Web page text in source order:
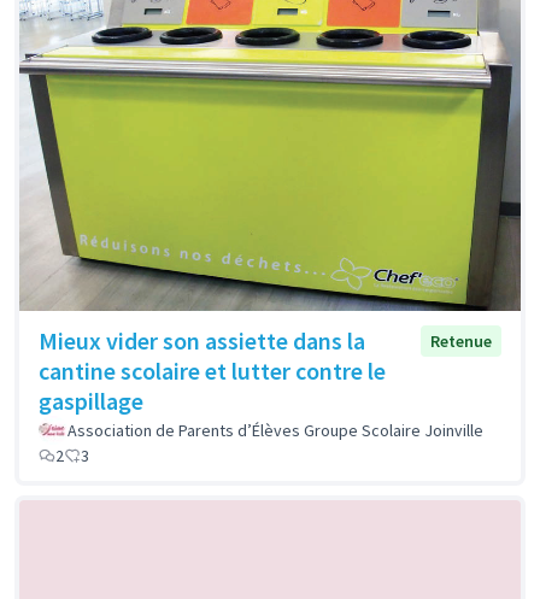
Mieux vider son assiette dans la
cantine scolaire et lutter contre le
gaspillage
Retenue
Association de Parents d’Élèves Groupe Scolaire Joinville
2
3